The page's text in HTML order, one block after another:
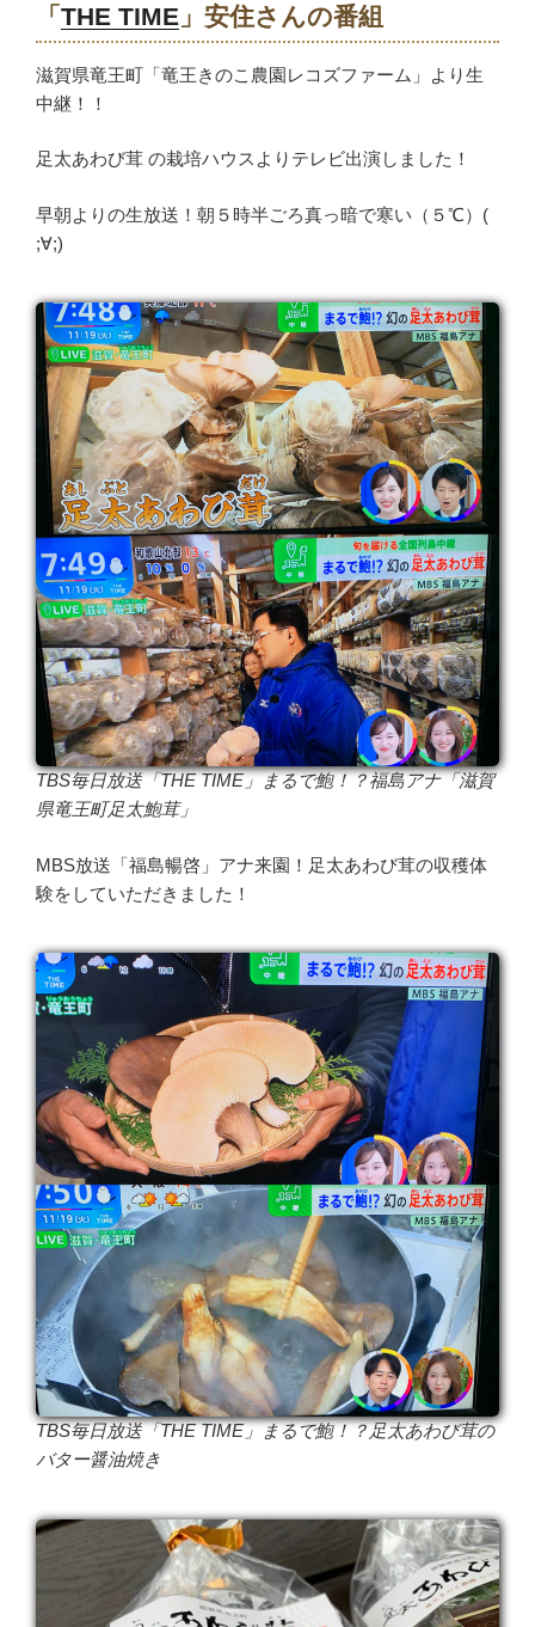
「 THE TIME 」安住さんの番組
滋賀県竜王町「竜王きのこ農園レコズファーム」より生
中継！！
足太あわび茸 の栽培ハウスよりテレビ出演しました！
早朝よりの生放送！朝５時半ごろ真っ暗で寒い（５℃）(
;∀;)
TBS毎日放送「THE TIME」まるで鮑！？福島アナ「滋賀
県竜王町足太鮑茸」
MBS放送「福島暢啓」アナ来園！足太あわび茸の収穫体
験をしていただきました！
TBS毎日放送「THE TIME」まるで鮑！？足太あわび茸の
バター醤油焼き